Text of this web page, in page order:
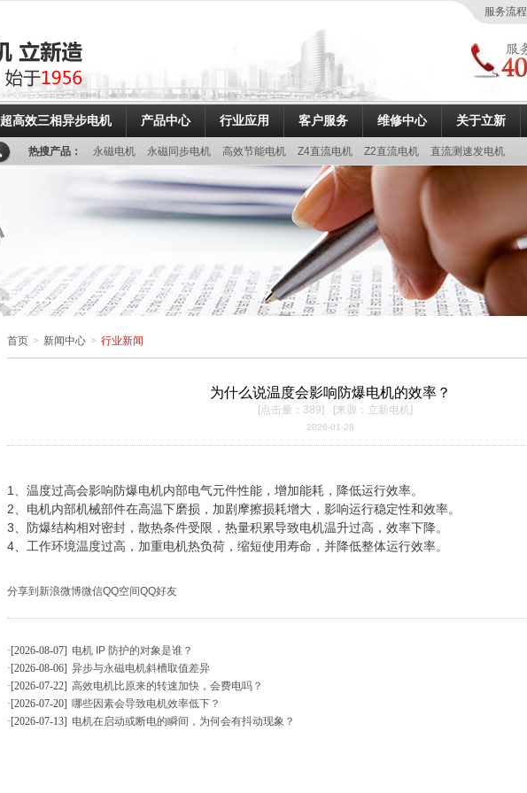
服务流程
超高效三相异步电机 产品中心 行业应用 客户服务 维修中心 关于立新
热搜产品： 永磁电机 永磁同步电机 高效节能电机 Z4直流电机 Z2直流电机 直流测速发电机
首页 > 新闻中心 > 行业新闻
为什么说温度会影响防爆电机的效率？
[点击量：389] [来源：立新电机]
2026-01-28
1、温度过高会影响防爆电机内部电气元件性能，增加能耗，降低运行效率。
2、电机内部机械部件在高温下磨损，加剧摩擦损耗增大，影响运行稳定性和效率。
3、防爆结构相对密封，散热条件受限，热量积累导致电机温升过高，效率下降。
4、工作环境温度过高，加重电机热负荷，缩短使用寿命，并降低整体运行效率。
分享到 新浪微博微信QQ空间QQ好友
·[2026-08-07] 电机 IP 防护的对象是谁？
·[2026-08-06] 异步与永磁电机斜槽取值差异
·[2026-07-22] 高效电机比原来的转速加快，会费电吗？
·[2026-07-20] 哪些因素会导致电机效率低下？
·[2026-07-13] 电机在启动或断电的瞬间，为何会有抖动现象？